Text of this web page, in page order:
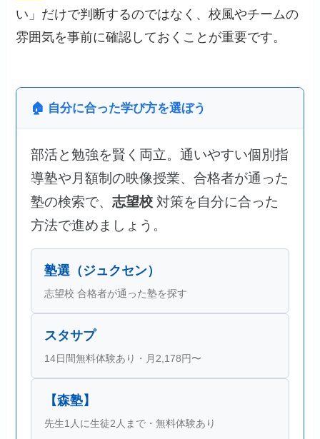
い」だけで判断するのではなく、校風やチームの
雰囲気を事前に確認しておくことが重要です。
🏠 自分に合った学び方を選ぼう
部活と勉強を賢く両立。通いやすい個別指
導塾や月額制の映像授業、合格者が通った
塾の検索で、志望校 対策を自分に合った
方法で進めましょう。
塾選（ジュクセン）
志望校 合格者が通った塾を探す
スタサプ
14日間無料体験あり・月2,178円〜
【森塾】
先生1人に生徒2人まで・無料体験あり